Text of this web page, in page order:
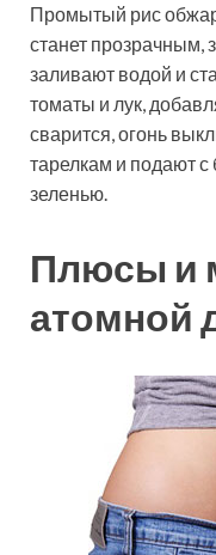
Промытый рис
станет прозрачным,
заливают водой и
томаты и лук,
сварится, огонь
тарелкам и подают
зеленью.
Плюсы и
атомной